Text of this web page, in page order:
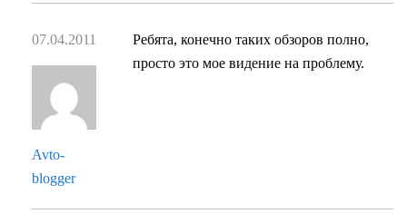
07.04.2011
Avto-
blogger
Ребята, конечно таких обзоров полно,
просто это мое видение на проблему.